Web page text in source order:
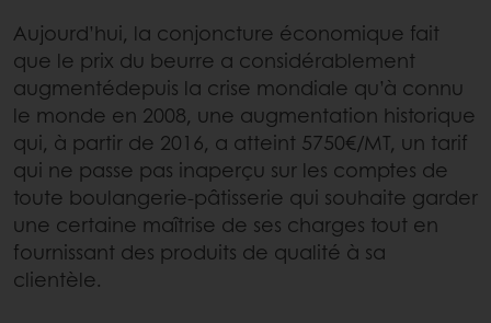
Aujourd’hui, la conjoncture économique fait
que le prix du beurre a considérablement
augmentédepuis la crise mondiale qu’à connu
le monde en 2008, une augmentation historique
qui, à partir de 2016, a atteint 5750€/MT, un tarif
qui ne passe pas inaperçu sur les comptes de
toute boulangerie-pâtisserie qui souhaite garder
une certaine maîtrise de ses charges tout en
fournissant des produits de qualité à sa
clientèle.